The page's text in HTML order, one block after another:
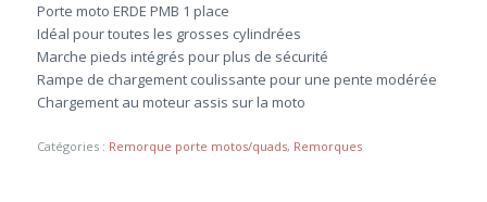
Porte moto ERDE PMB 1 place
Idéal pour toutes les grosses cylindrées
Marche pieds intégrés pour plus de sécurité
Rampe de chargement coulissante pour une pente modérée
Chargement au moteur assis sur la moto
Catégories : Remorque porte motos/quads, Remorques